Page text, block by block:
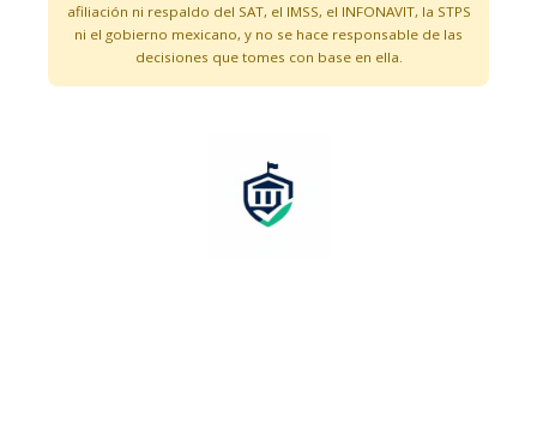
afiliación ni respaldo del SAT, el IMSS, el INFONAVIT, la STPS
ni el gobierno mexicano, y no se hace responsable de las
decisiones que tomes con base en ella.